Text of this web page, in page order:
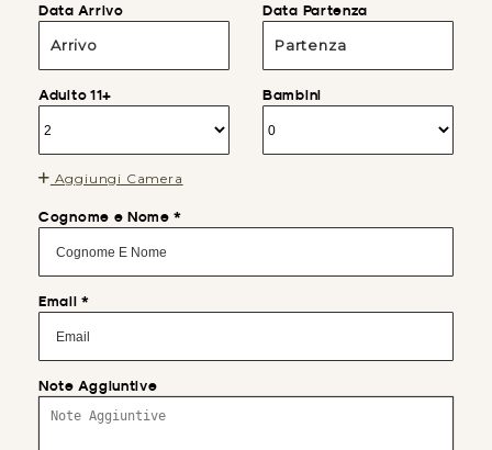
Data Arrivo
Arrivo
Data Partenza
Partenza
Adulto 11+ Bambini
Aggiungi Camera
Cognome e Nome *
Email *
Note Aggiuntive